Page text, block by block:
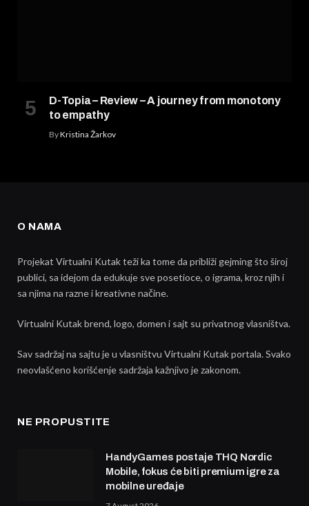
D-Topia – Review – A journey from monotony
to empathy
ByKristina Žarkov
O NAMA
Projekat Virtualni Kutak teži ka tome da približi gejming što široj
publici, sa idejom da edukuje sve posetioce, o igrama, kroz njih i
sa njima na razne i kreativne načine.
Virtualni Kutak brend, logo, domen i sajt su privatnog vlasništva.
Sav sadržaj na sajtu je u vlasništvu Virtualni Kutak portala. Svako
neovlašćeno korišćenje sadržaja kažnjivo je zakonom.
NE PROPUSTITE
HandyGames postaje THQ Nordic
Mobile, fokus će biti premium igre za
mobilne uređaje